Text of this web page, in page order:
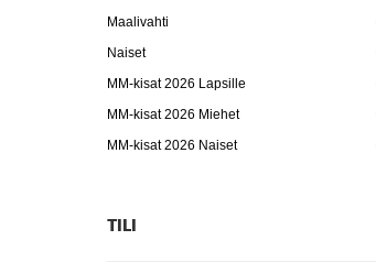
Maalivahti
Naiset
MM-kisat 2026 Lapsille
MM-kisat 2026 Miehet
MM-kisat 2026 Naiset
TILI